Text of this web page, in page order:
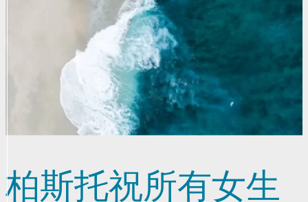
柏斯托祝所有女生